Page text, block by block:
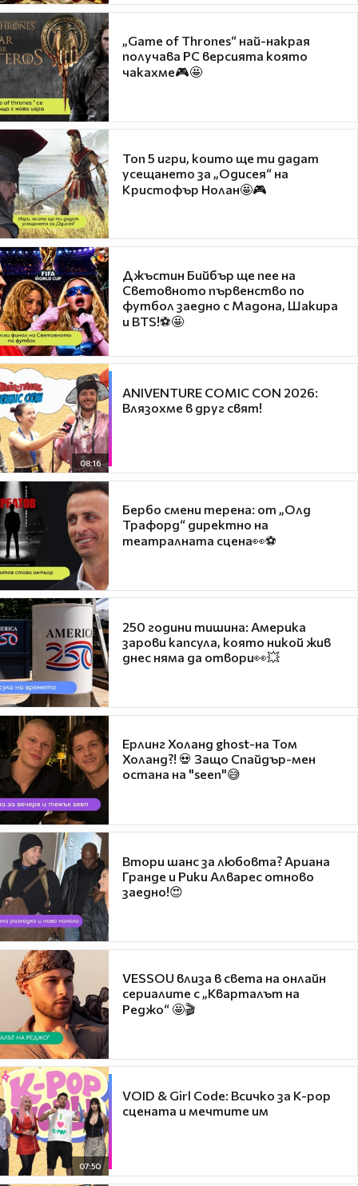
„Game of Thrones“ най-накрая
получава PC версията която
чакахме🎮🤩
Топ 5 игри, които ще ти дадат
усещането за „Одисея“ на
Кристофър Нолан🤩🎮
Джъстин Бийбър ще пее на
Световното първенство по
футбол заедно с Мадона, Шакира
и BTS!⚽🤩
08:16
ANIVENTURE COMIC CON 2026:
Влязохме в друг свят!
Бербо смени терена: от „Олд
Трафорд“ директно на
театралната сцена👀⚽
250 години тишина: Америка
зарови капсула, която никой жив
днес няма да отвори👀💥
Ерлинг Холанд ghost-на Том
Холанд?! 💀 Защо Спайдър-мен
остана на "seen"😅
Втори шанс за любовта? Ариана
Гранде и Рики Алварес отново
заедно!😍
VESSOU влиза в света на онлайн
сериалите с „Кварталът на
Реджо“ 🤩🎬
07:50
VOID & Girl Code: Всичко за K-pop
сцената и мечтите им